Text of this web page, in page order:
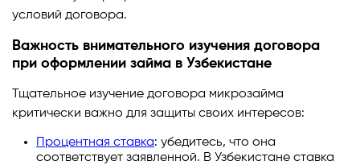
условий договора.
Важность внимательного изучения договора
при оформлении займа в Узбекистане
Тщательное изучение договора микрозайма
критически важно для защиты своих интересов:
Процентная ставка: убедитесь, что она
соответствует заявленной. В Узбекистане ставка